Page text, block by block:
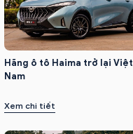
Hãng ô tô Haima trở lại Việt
Nam
Xem chi tiết